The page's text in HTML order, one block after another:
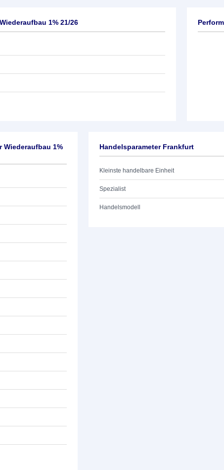
1% 21/26
Wiederaufbau 1%
Handelsparameter Frankfurt
Kleinste handelbare Einheit
Spezialist
Handelsmodell